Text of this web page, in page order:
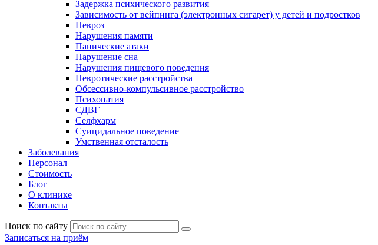
Задержка психического развития
Зависимость от вейпинга (электронных сигарет) у детей и подростков
Невроз
Нарушения памяти
Панические атаки
Нарушение сна
Нарушения пищевого поведения
Невротические расстройства
Обсессивно-компульсивное расстройство
Психопатия
СДВГ
Селфхарм
Суицидальное поведение
Умственная отсталость
Заболевания
Персонал
Стоимость
Блог
О клинике
Контакты
Поиск по сайту
Записаться на приём